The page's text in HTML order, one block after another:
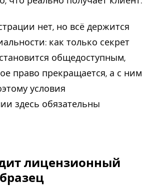
нет, но всё держится
как только секрет
общедоступным,
право прекращается, а с ним
условия
здесь обязательны
лицензионный